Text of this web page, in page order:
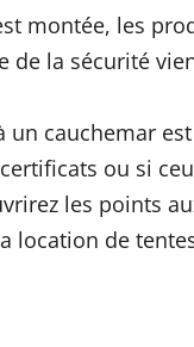
montée, les
de la sécurité
un cauchemar
ou si
les points
location de